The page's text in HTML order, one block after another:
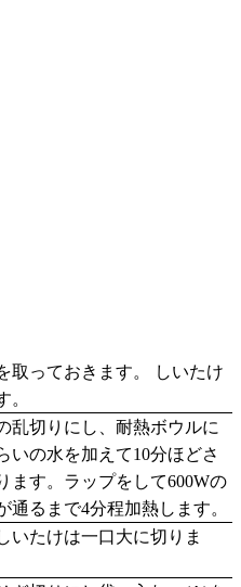
取っておきます。 しいたけ
。
乱切りにし、耐熱ボウルに
いの水を加えて10分ほどさ
ます。ラップをして600Wの
通るまで4分程加熱します。
いたけは一口大に切りま